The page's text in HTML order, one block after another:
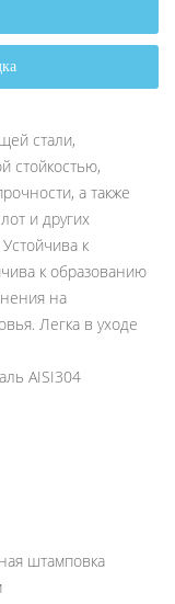
стали,
стойкостью,
а также
и других
к
к образованию
на
Легка в уходе
AISI304
штамповка